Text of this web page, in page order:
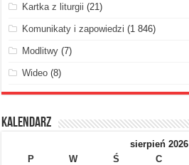
Kartka z liturgii (21)
Komunikaty i zapowiedzi (1 846)
Modlitwy (7)
Wideo (8)
Kalendarz
sierpień 2026
P
W Ś C